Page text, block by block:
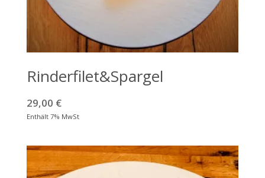
Rinderfilet&Spargel
29,00 €
Enthält 7% MwSt